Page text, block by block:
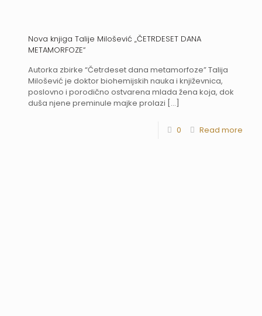
Nova knjiga Talije Milošević „ČETRDESET DANA
METAMORFOZE“
Autorka zbirke “Četrdeset dana metamorfoze” Talija
Milošević je doktor biohemijskih nauka i književnica,
poslovno i porodično ostvarena mlada žena koja, dok
duša njene preminule majke prolazi […]
0 Read more